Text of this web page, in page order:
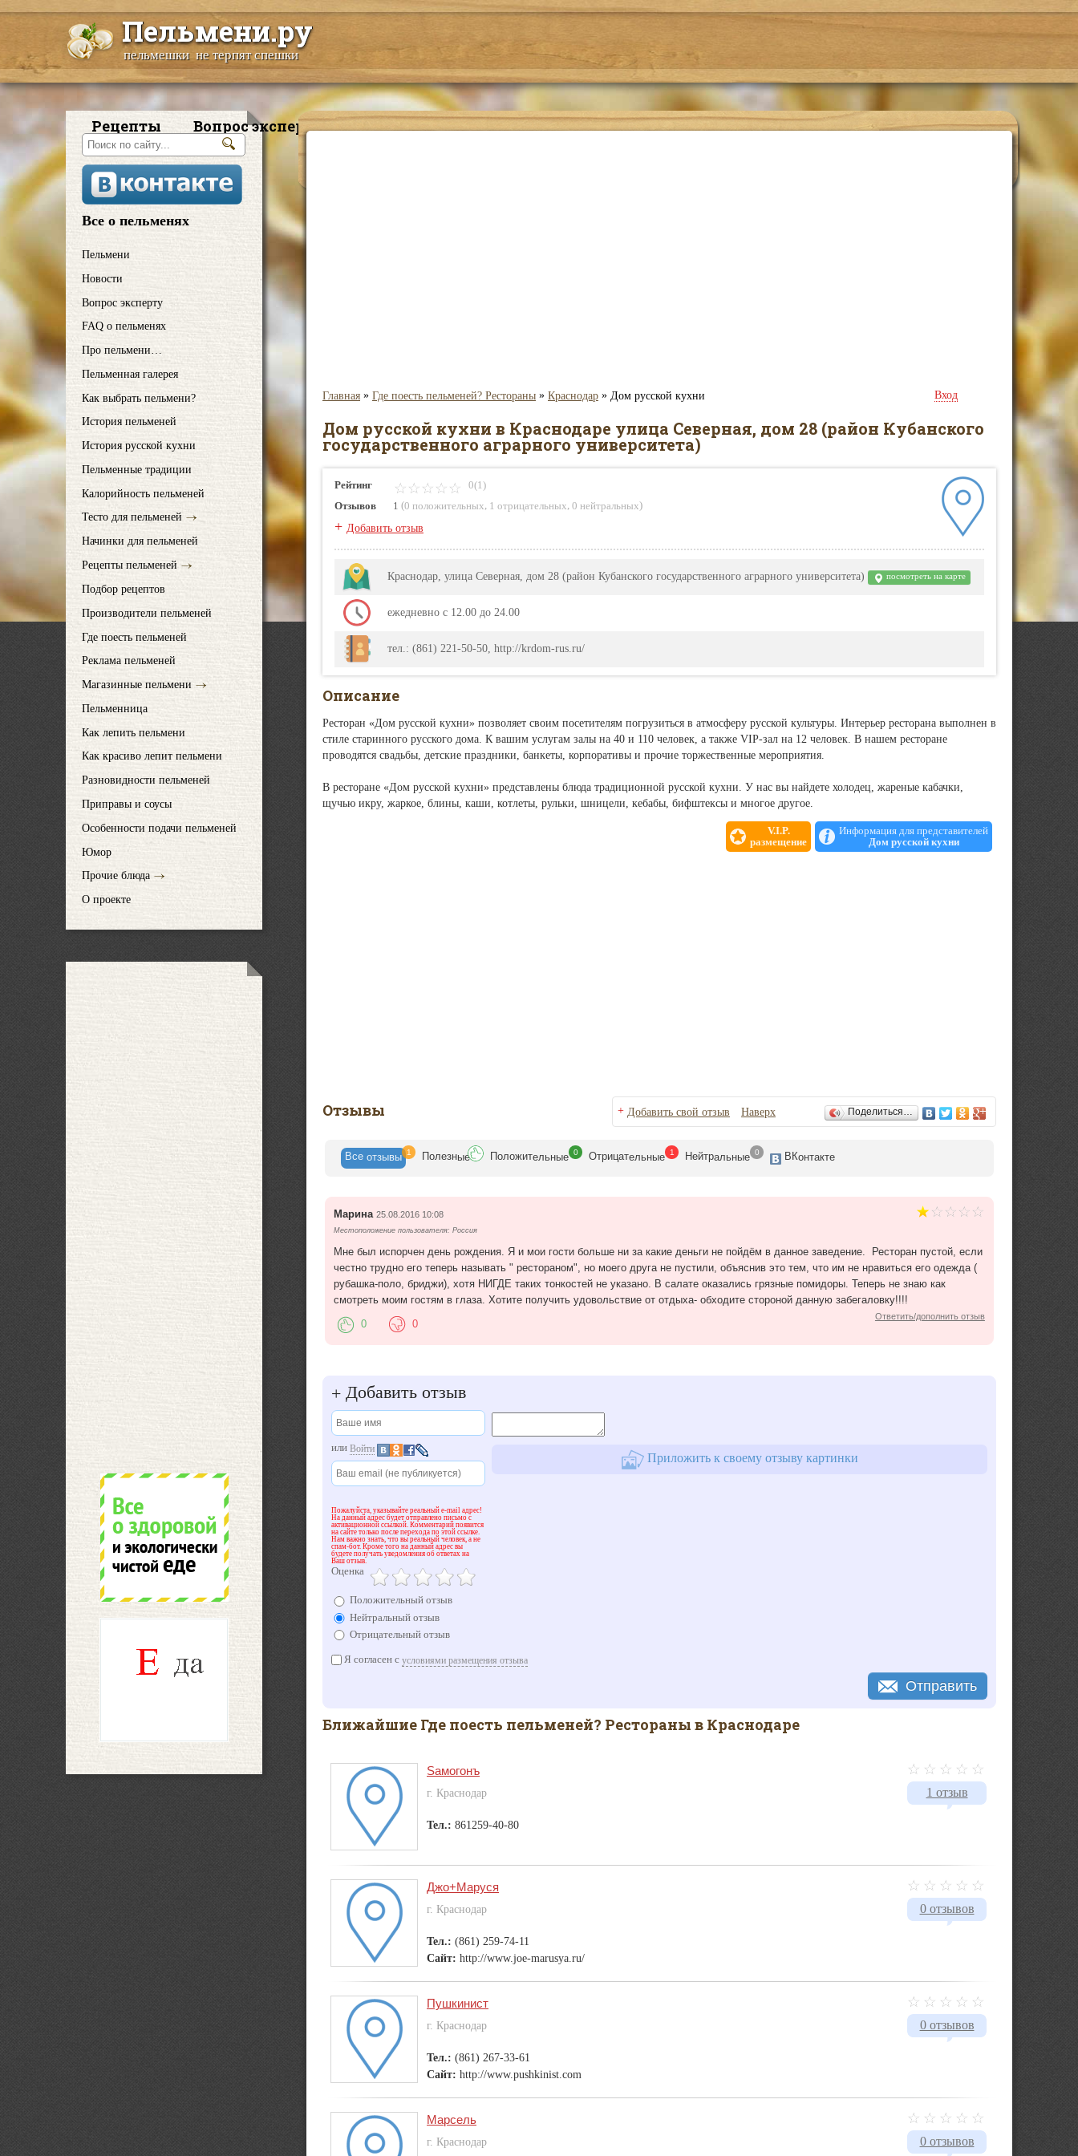
Пельмени.ру
пельмешки не терпят спешки
Рецепты Вопрос эксперту Где поесть Подбор рецепта О проекте
Все о пельменях
Пельмени
Новости
Вопрос эксперту
FAQ о пельменях
Про пельмени…
Пельменная галерея
Как выбрать пельмени?
История пельменей
История русской кухни
Пельменные традиции
Калорийность пельменей
Тесто для пельменей
Начинки для пельменей
Рецепты пельменей
Подбор рецептов
Производители пельменей
Где поесть пельменей
Реклама пельменей
Магазинные пельмени
Пельменница
Как лепить пельмени
Как красиво лепит пельмени
Разновидности пельменей
Приправы и соусы
Особенности подачи пельменей
Юмор
Прочие блюда
О проекте
Главная » Где поесть пельменей? Рестораны » Краснодар » Дом русской кухни Вход
Дом русской кухни в Краснодаре улица Северная, дом 28 (район Кубанского
государственного аграрного университета)
Рейтинг
0(1)
Отзывов
1 (0 положительных 1 отрицательных 0 нейтральных)
+ Добавить отзыв
Краснодар, улица Северная, дом 28 (район Кубанского государственного аграрного университета) посмотреть на карте
ежедневно с 12.00 до 24.00
тел.: (861) 221-50-50, http://krdom-rus.ru/
Описание
Ресторан «Дом русской кухни» позволяет своим посетителям погрузиться в атмосферу русской культуры. Интерьер ресторана выполнен в
стиле старинного русского дома. К вашим услугам залы на 40 и 110 человек, а также VIP-зал на 12 человек. В нашем ресторане
проводятся свадьбы, детские праздники, банкеты, корпоративы и прочие торжественные мероприятия.
В ресторане «Дом русской кухни» представлены блюда традиционной русской кухни. У нас вы найдете холодец, жареные кабачки,
щучью икру, жаркое, блины, каши, котлеты, рульки, шницели, кебабы, бифштексы и многое другое.
V.I.P.
размещение
Информация для представителей
Дом русской кухни
Отзывы + Добавить свой отзыв Наверх Поделиться…
Всеотзывы 1 Полезные Положительные 0 Отрицательные 1 Нейтральные 0 ВКонтакте
Марина 25.08.2016 10:08
Местоположение пользователя: Россия
Мне был испорчен день рождения. Я и мои гости больше ни за какие деньги не пойдём в данное заведение. Ресторан пустой, если
честно трудно его теперь называть " рестораном", но моего друга не пустили, объяснив это тем, что им не нравиться его одежда (
рубашка-поло, бриджи), хотя НИГДЕ таких тонкостей не указано. В салате оказались грязные помидоры. Теперь не знаю как
смотреть моим гостям в глаза. Хотите получить удовольствие от отдыха- обходите стороной данную забегаловку!!!!
Ответить/дополнить отзыв
0 0
+ Добавить отзыв
или Войти
Пожалуйста, указывайте реальный e-mail адрес!
На данный адрес будет отправлено письмо с
активационной ссылкой. Комментарий появится
на сайте только после перехода по этой ссылке.
Нам важно знать, что вы реальный человек, а не
спам-бот. Кроме того на данный адрес вы
будете получать уведомления об ответах на
Ваш отзыв.
Оценка
Положительный отзыв
Нейтральный отзыв
Отрицательный отзыв
Приложить к своему отзыву картинки
Я согласен с условиями размещения отзыва
Отправить
Ближайшие Где поесть пельменей? Рестораны в Краснодаре
1 отзыв
Sамогонъ
г. Краснодар
Тел.: 861259-40-80
0 отзывов
Джо+Маруся
г. Краснодар
Тел.: (861) 259-74-11
Сайт: http://www.joe-marusya.ru/
0 отзывов
Пушкинист
г. Краснодар
Тел.: (861) 267-33-61
Сайт: http://www.pushkinist.com
0 отзывов
Марсель
г. Краснодар